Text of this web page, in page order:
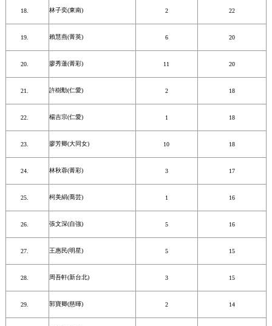
林子奕(東南) 2 22
賴慧燕(菁英) 6 20
廖秀蓮(菁彩) 11 20
許樹勳(仁愛) 2 18
楊吉宗(仁愛) 1 18
廖芳卿(大同女) 10 18
林秋蓉(菁彩) 3 17
柯美絹(喬芸) 1 16
張文深(自強) 5 16
王惠民(明星) 5 15
周吾軒(新台北) 3 15
郭寶卿(慈暉) 2 14